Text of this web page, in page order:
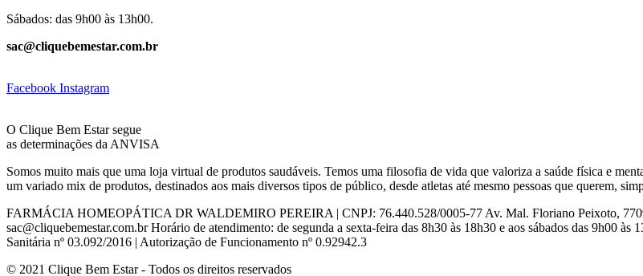
Sábados: das 9h00 às 13h00.
sac@cliquebemestar.com.br
Facebook Instagram
O Clique Bem Estar segue
as determinações da ANVISA
Somos muito mais que uma loja virtual de produtos saudáveis. Temos uma filosofia de vida que valoriza a saúde física e
um variado mix de produtos, destinados aos mais diversos tipos de público, desde atletas até mesmo pessoas que querem,
FARMÁCIA HOMEOPÁTICA DR WALDEMIRO PEREIRA | CNPJ: 76.440.528/0005-77 Av. Mal. Floriano Peixoto,
sac@cliquebemestar.com.br Horário de atendimento: de segunda a sexta-feira das 8h30 às 18h30 e aos sábados das 9h00
Sanitária nº 03.092/2016 | Autorização de Funcionamento nº 0.92942.3
© 2021 Clique Bem Estar - Todos os direitos reservados